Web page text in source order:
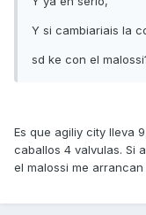
Y si cambiariais la
sd ke con el
Es que agiliy city lleva
caballos 4 valvulas. Si
el malossi me